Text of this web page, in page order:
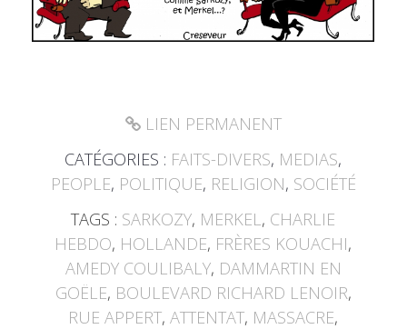
LIEN PERMANENT
CATÉGORIES : FAITS-DIVERS, MEDIAS,
PEOPLE, POLITIQUE, RELIGION, SOCIÉTÉ
TAGS : SARKOZY, MERKEL, CHARLIE
HEBDO, HOLLANDE, FRÈRES KOUACHI,
AMEDY COULIBALY, DAMMARTIN EN
GOËLE, BOULEVARD RICHARD LENOIR,
RUE APPERT,ATTENTAT, MASSACRE,